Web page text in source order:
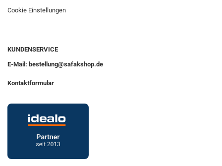
Cookie Einstellungen
KUNDENSERVICE
E-Mail: bestellung@safakshop.de
Kontaktformular